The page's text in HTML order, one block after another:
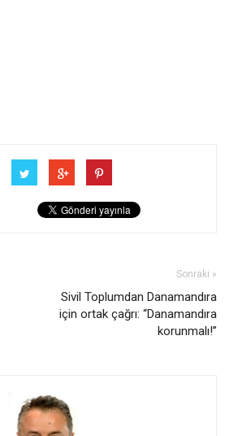
Sonraki »
Sivil Toplumdan Danamandıra
için ortak çağrı: “Danamandıra
korunmalı!”